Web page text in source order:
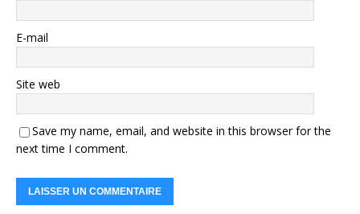
E-mail
Site web
Save my name, email, and website in this browser for the
next time I comment.